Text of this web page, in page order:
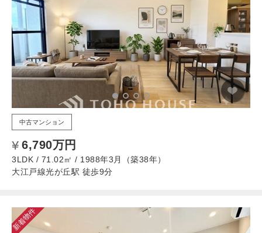
中古マンション
6,790万円
3LDK / 71.02㎡ / 1988年3月（築38年）
大江戸線光が丘駅 徒歩9分
新着物件